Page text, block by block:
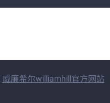
威廉希尔williamhill官方网站